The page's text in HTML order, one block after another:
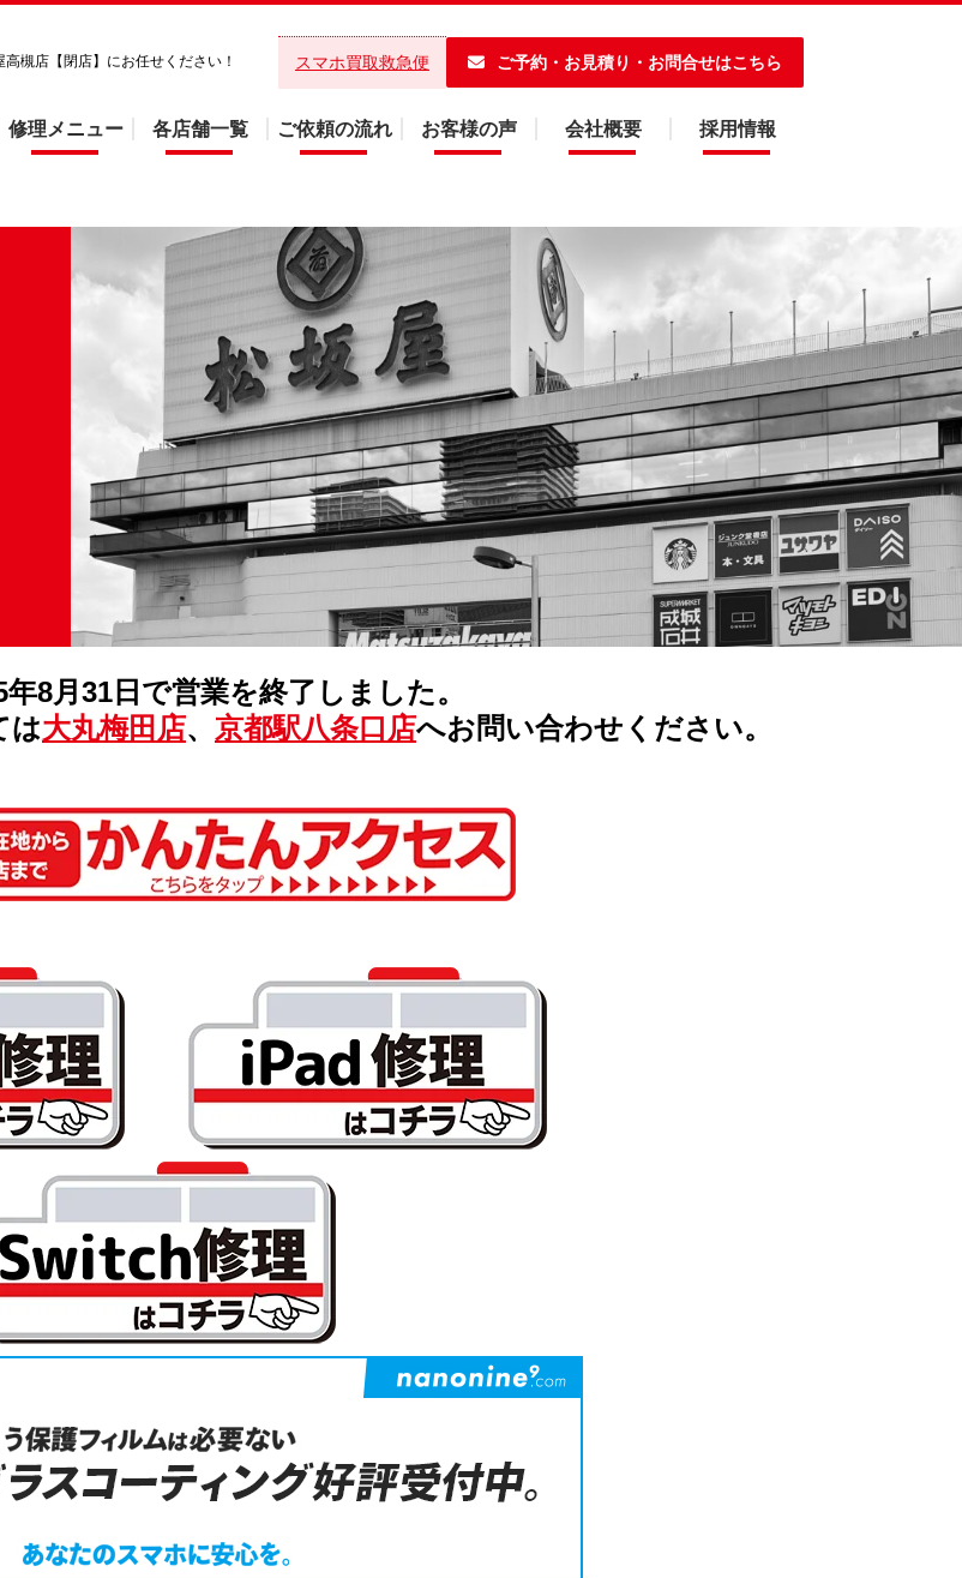
槻店【閉店】にお任せください！ スマホ買取救急便 ご予約・お見積り・お問合せはこちら
修理メニュー 各店舗一覧 ご依頼の流れ お客様の声 会社概要 採用情報
8月31日で営業を終了しました。
は大丸梅田店、 京都駅八条口店へお問い合わせください。